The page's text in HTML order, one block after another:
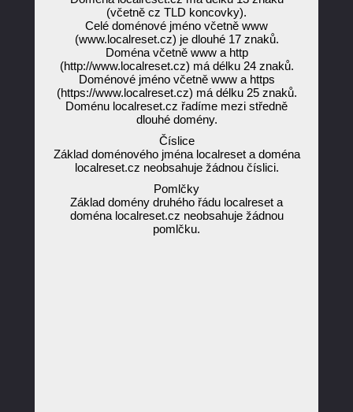
(včetně cz TLD koncovky).
Celé doménové jméno včetně www
(www.localreset.cz) je dlouhé 17 znaků.
Doména včetně www a http
(http://www.localreset.cz) má délku 24 znaků.
Doménové jméno včetně www a https
(https://www.localreset.cz) má délku 25 znaků.
Doménu localreset.cz řadíme mezi středně
dlouhé domény.
Číslice
Základ doménového jména localreset a doména
localreset.cz neobsahuje žádnou číslici.
Pomlčky
Základ domény druhého řádu localreset a
doména localreset.cz neobsahuje žádnou
pomlčku.